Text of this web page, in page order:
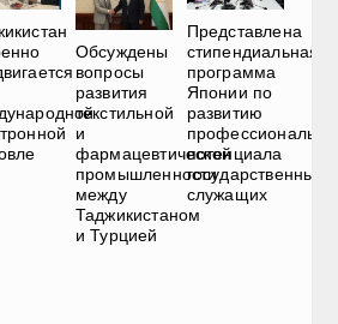
Обсуждены
вопросы
развития
текстильной
и
фармацевтической
промышленности
между
Таджикистаном
и Турцией
Представлена
стипендиальная
программа
Японии по
развитию
потенциала
государственных
служащих